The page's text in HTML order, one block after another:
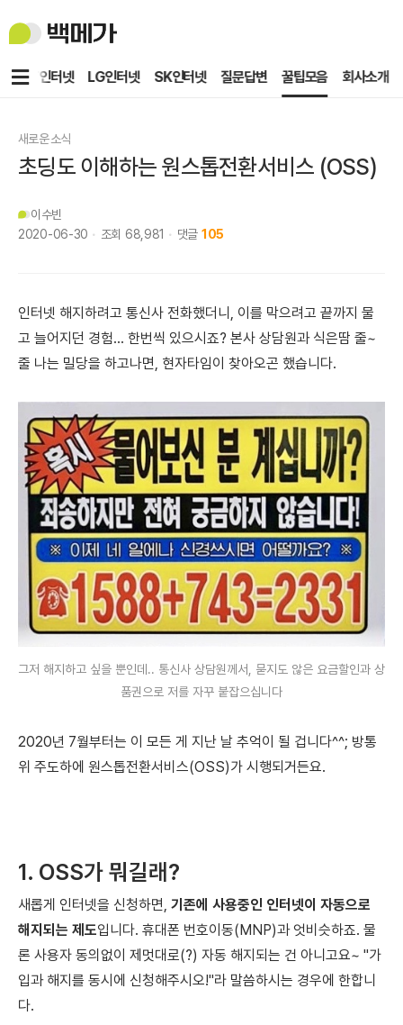
백
메
KT인터넷 LG인터넷 SK인터넷 질문답변 꿀팁모음 회사소개
메
새로운 소식
초딩도 이해하는 원스톱전환서비스 (OSS)
이수빈
2020-06-30
조회 68,981 댓글 105
인터넷 해지하려고 통신사 전화했더니, 이를 막으려고 끝까지 물
고 늘어지던 경험... 한번씩 있으시죠? 본사 상담원과 식은땀 줄~
줄 나는 밀당을 하고나면, 현자타임이 찾아오곤 했습니다.
그저 해지하고 싶을 뿐인데.. 통신사 상담원께서, 묻지도 않은 요금할인과 상
품권으로 저를 자꾸 붙잡으십니다
2020년 7월부터는 이 모든 게 지난 날 추억이 될 겁니다^^; 방통
위 주도하에 원스톱전환서비스(OSS)가 시행되거든요.
1. OSS가 뭐길래?
새롭게 인터넷을 신청하면, 기존에 사용중인 인터넷이 자동으로
해지 되는 제도입니다. 휴대폰 번호이동(MNP)과 엇비슷하죠. 물
론 사용자 동의없이 제멋대로(?) 자동 해지되는 건 아니고요~ "가
입과 해지를 동시에 신청해주시오!"라 말씀하시는 경우에 한합니
다.